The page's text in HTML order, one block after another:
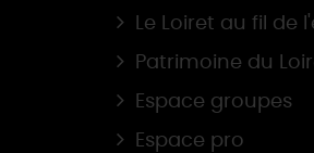
Le Loiret au fil de
Patrimoine du
Espace groupes
Espace pro